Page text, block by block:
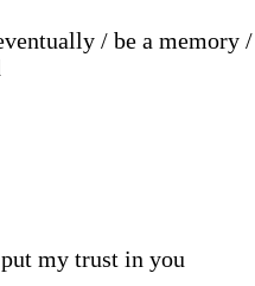
/ be a memory
put my trust in you